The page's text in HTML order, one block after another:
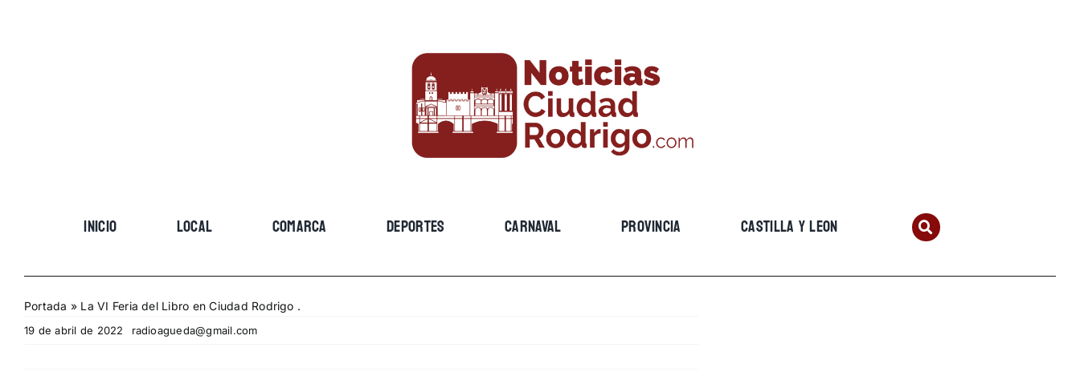
INICIO LOCAL COMARCA DEPORTES CARNAVAL PROVINCIA CASTILLA Y LEON
Portada » La VI Feria del Libro en Ciudad Rodrigo .
19 de abril de 2022 radioagueda@gmail.com